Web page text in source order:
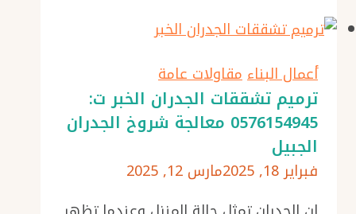
جدران
الدمام
ت:
0576154945
هدم
بين
غرفتين
أعمال البناءمقاولات عامة
ترميم تشققات الجدران الخبر ت:
0576154945 معالجة شروخ الجدران
الجبيل
فبراير 18, 2025
مارس 12, 2025